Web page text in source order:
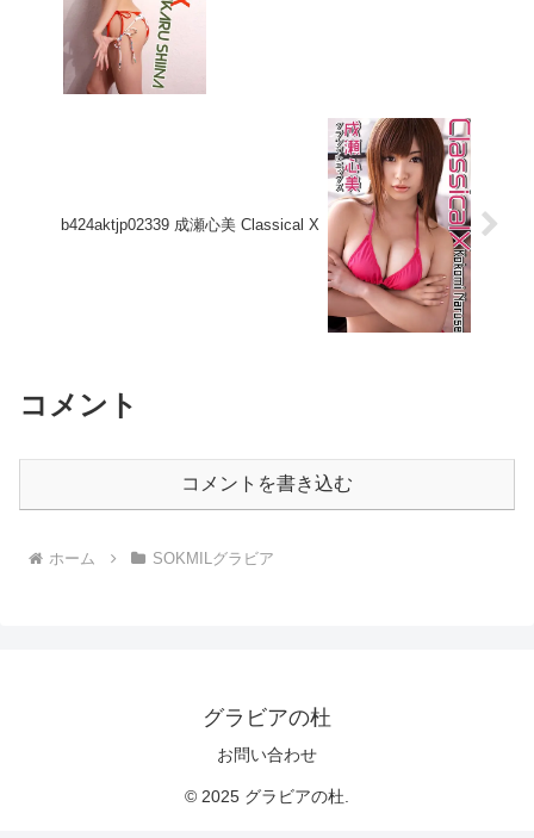
b424aktjp02339 成瀬心美 Classical X
コメント
コメントを書き込む
ホーム SOKMILグラビア
グラビアの杜
お問い合わせ
© 2025 グラビアの杜.